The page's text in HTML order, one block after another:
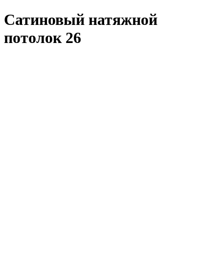
Сатиновый натяжной
потолок 26